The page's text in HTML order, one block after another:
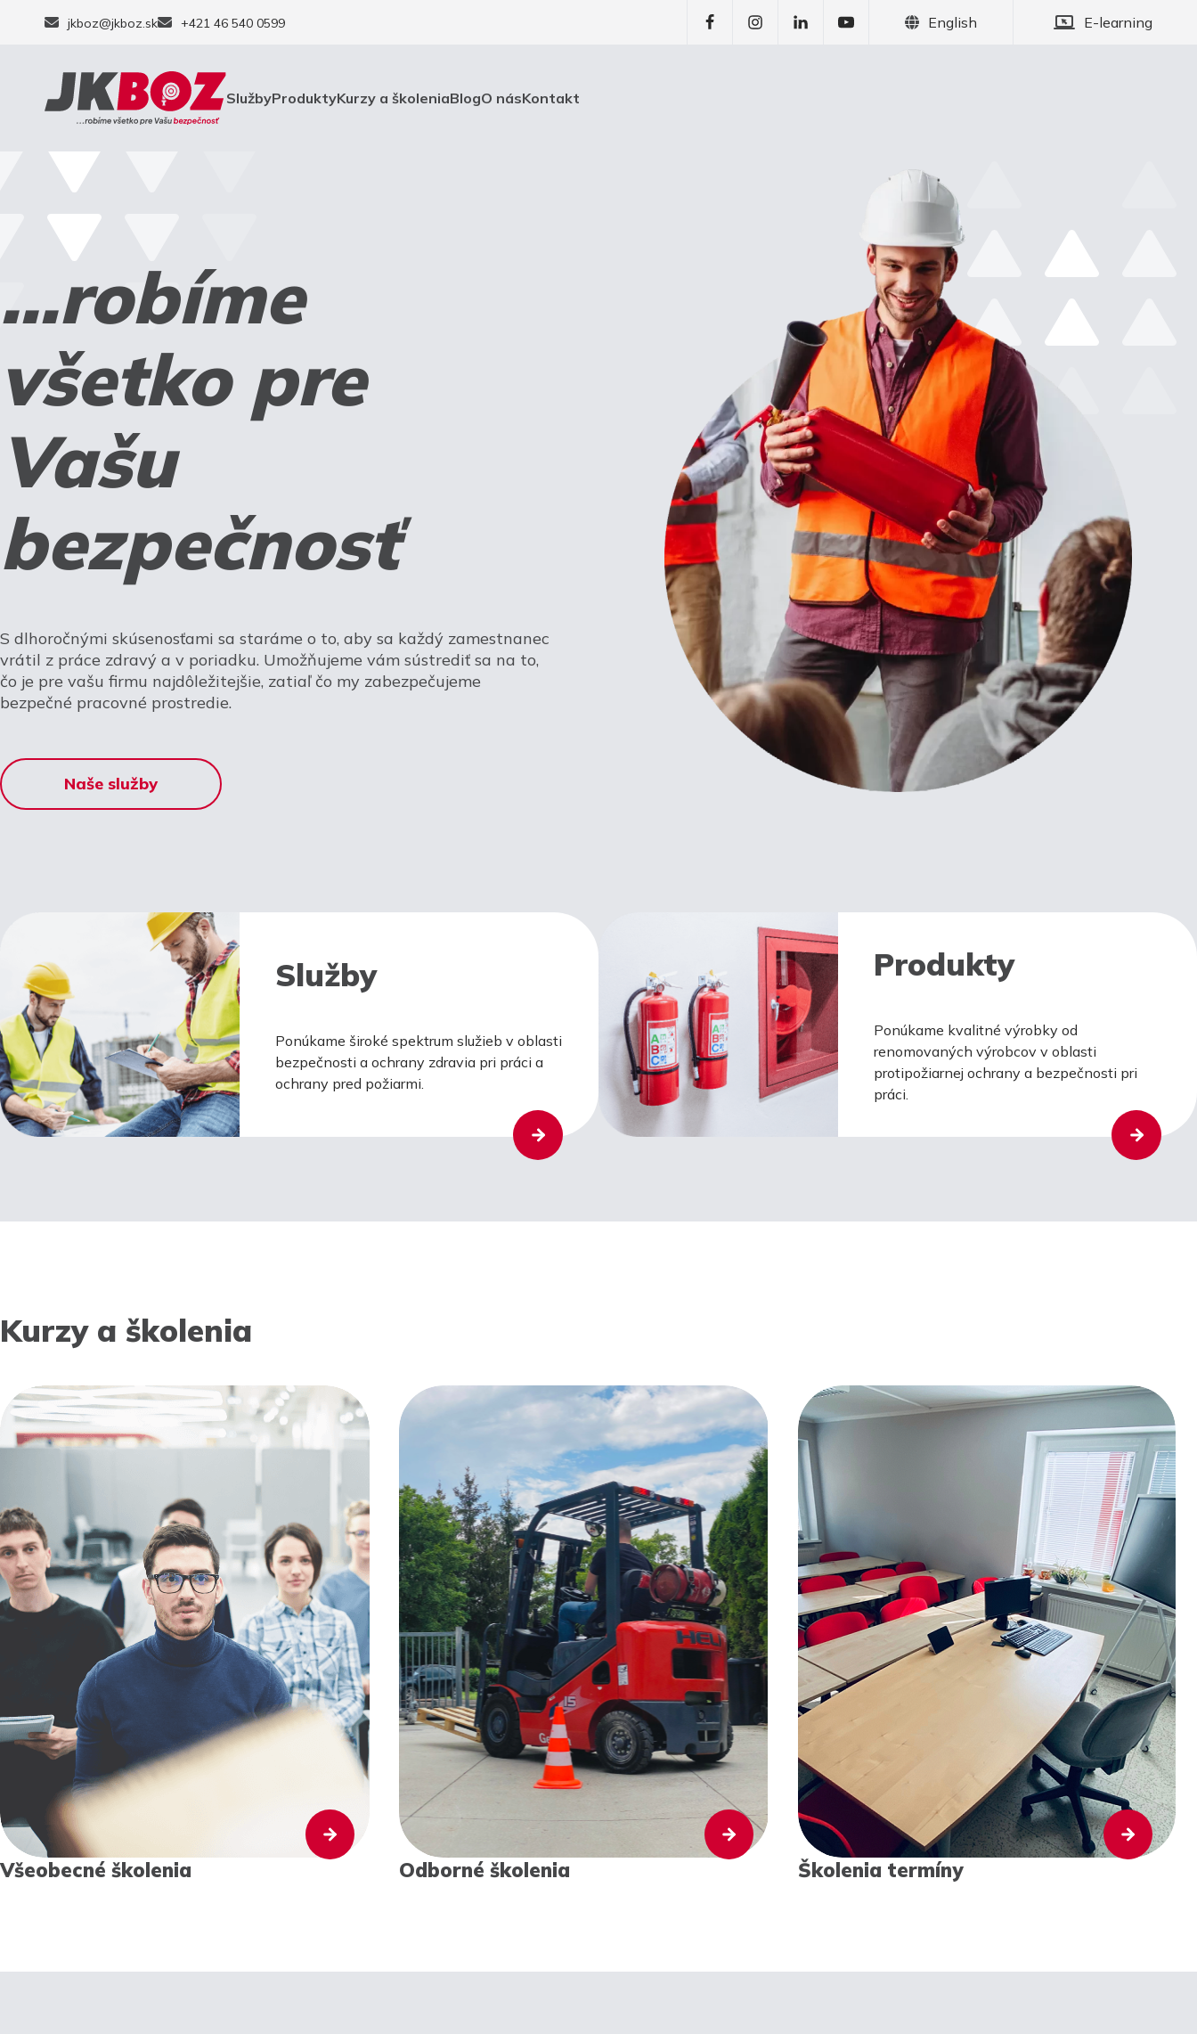
jkboz@jkboz.sk +421 46 540 0599 English E-learning
SlužbyProduktyKurzy a školeniaBlogO násKontakt
...robíme
všetko pre
Vašu
bezpečnosť
S dlhoročnými skúsenosťami sa staráme o to, aby sa každý zamestnanec
vrátil z práce zdravý a v poriadku. Umožňujeme vám sústrediť sa na to,
čo je pre vašu firmu najdôležitejšie, zatiaľ čo my zabezpečujeme
bezpečné pracovné prostredie.
Naše služby
Služby
Ponúkame široké spektrum služieb v oblasti
bezpečnosti a ochrany zdravia pri práci a
ochrany pred požiarmi.
Produkty
Ponúkame kvalitné výrobky od
renomovaných výrobcov v oblasti
protipožiarnej ochrany a bezpečnosti pri
práci.
Kurzy a školenia
Všeobecné školenia Odborné školenia Školenia termíny